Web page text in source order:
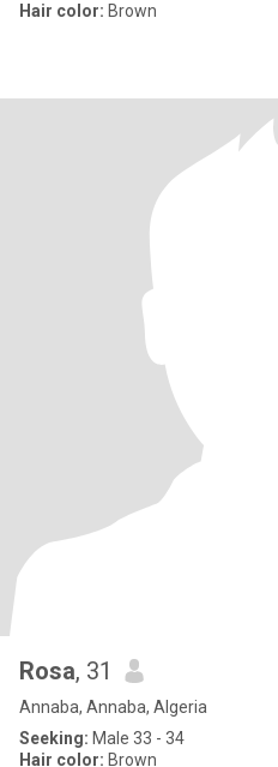
Hair color: Brown
Rosa, 31
Annaba, Annaba, Algeria
Seeking: Male 33 - 34
Hair color: Brown